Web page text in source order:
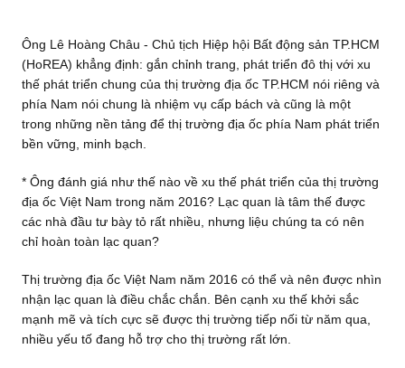
Ông Lê Hoàng Châu - Chủ tịch Hiệp hội Bất động sản TP.HCM
(HoREA) khẳng định: gắn chỉnh trang, phát triển đô thị với xu
thế phát triển chung của thị trường địa ốc TP.HCM nói riêng và
phía Nam nói chung là nhiệm vụ cấp bách và cũng là một
trong những nền tảng để thị trường địa ốc phía Nam phát triển
bền vững, minh bạch.
* Ông đánh giá như thế nào về xu thế phát triển của thị trường
địa ốc Việt Nam trong năm 2016? Lạc quan là tâm thế được
các nhà đầu tư bày tỏ rất nhiều, nhưng liệu chúng ta có nên
chỉ hoàn toàn lạc quan?
Thị trường địa ốc Việt Nam năm 2016 có thể và nên được nhìn
nhận lạc quan là điều chắc chắn. Bên cạnh xu thế khởi sắc
mạnh mẽ và tích cực sẽ được thị trường tiếp nối từ năm qua,
nhiều yếu tố đang hỗ trợ cho thị trường rất lớn.